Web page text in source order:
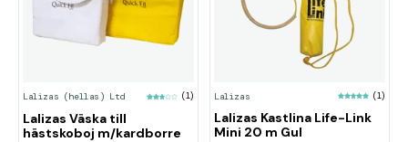
Lalizas (hellas) Ltd (1)
Lalizas Väska till
hästskoboj m/kardborre
Lalizas (1)
Lalizas Kastlina Life-Link
Mini 20 m Gul